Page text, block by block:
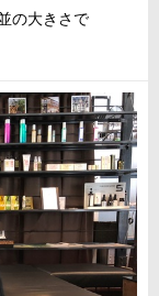
の大きさで